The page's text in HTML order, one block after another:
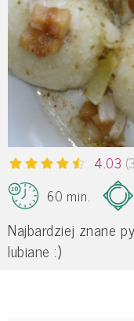
4.03
60 min.
Najbardziej znane
lubiane :)